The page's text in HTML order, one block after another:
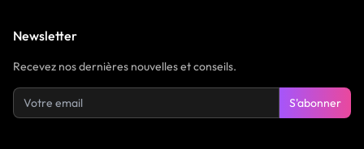
Newsletter
Recevez nos dernières nouvelles et conseils.
S'abonner